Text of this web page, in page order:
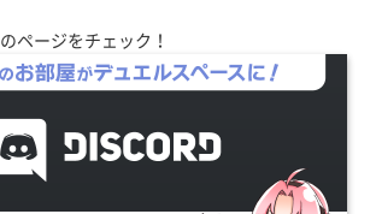
ページをチェック！